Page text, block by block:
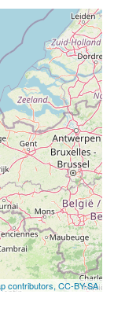
contributors, CC-BY-SA